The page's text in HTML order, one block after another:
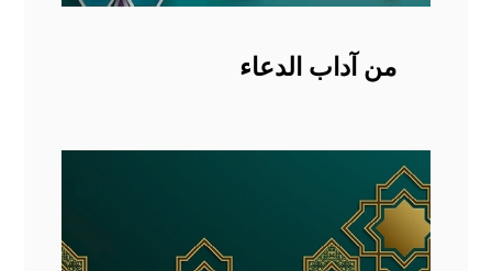
من آداب الدعاء